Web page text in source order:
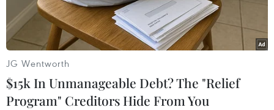
JG Wentworth
$15k In Unmanageable Debt? The "Relief
Program" Creditors Hide From You